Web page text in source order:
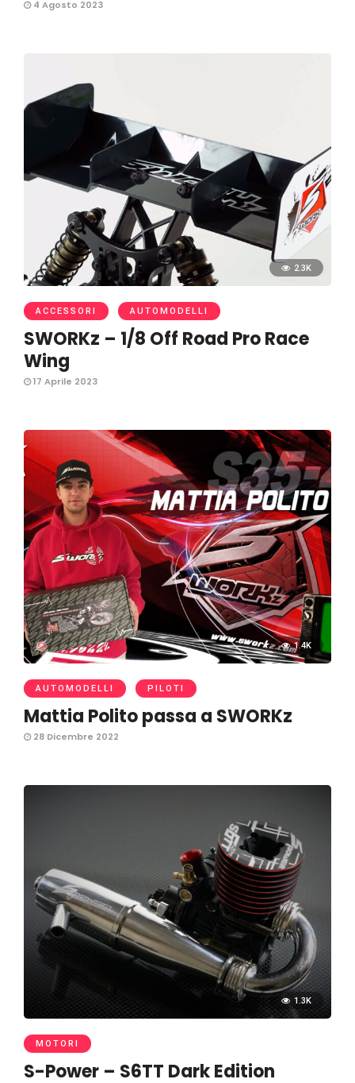
4 Agosto 2023
2.3K
ACCESSORI AUTOMODELLI
SWORKz – 1/8 Off Road Pro Race
Wing
17 Aprile 2023
1.4K
AUTOMODELLI PILOTI
Mattia Polito passa a SWORKz
28 Dicembre 2022
1.3K
MOTORI
S-Power – S6TT Dark Edition